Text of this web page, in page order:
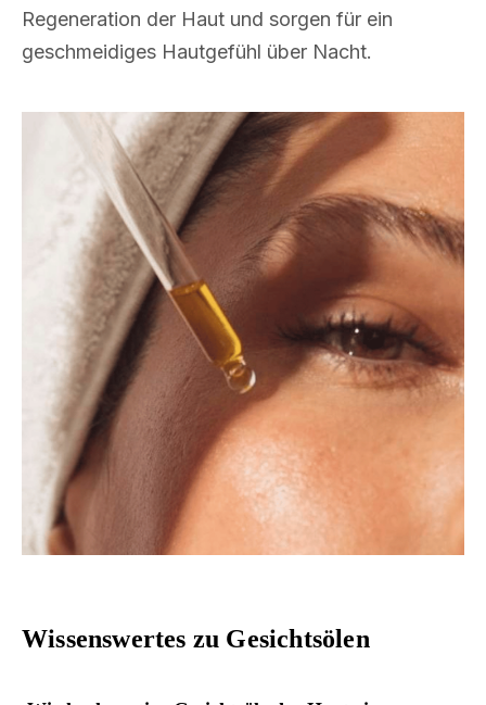
Regeneration der Haut und sorgen für ein
geschmeidiges Hautgefühl über Nacht.
Wissenswertes zu Gesichtsölen